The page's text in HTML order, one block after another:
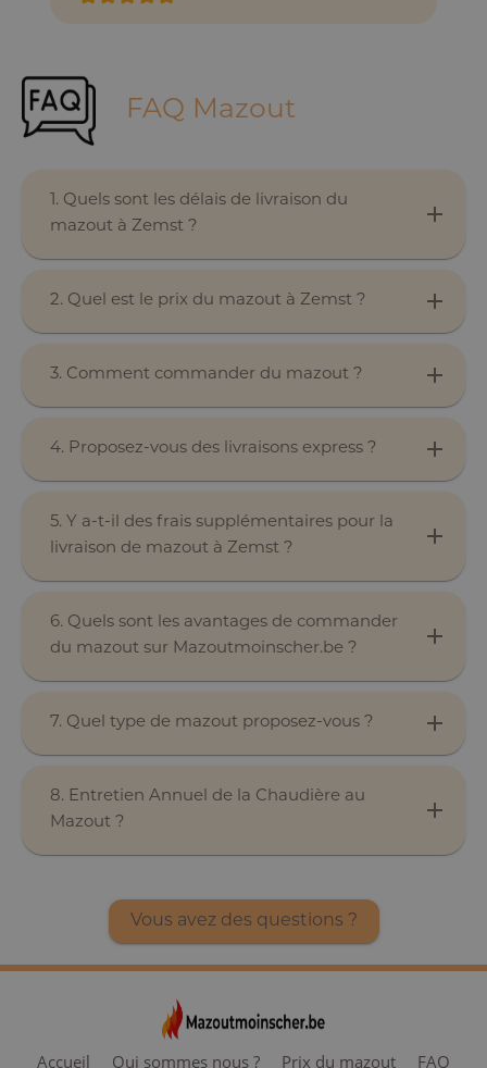
FAQ Mazout
1. Quels sont les délais de livraison du
mazout à Zemst ?
2. Quel est le prix du mazout à Zemst ?
3. Comment commander du mazout ?
4. Proposez-vous des livraisons express ?
5. Y a-t-il des frais supplémentaires pour la
livraison de mazout à Zemst ?
6. Quels sont les avantages de commander
du mazout sur Mazoutmoinscher.be ?
7. Quel type de mazout proposez-vous ?
8. Entretien Annuel de la Chaudière au
Mazout ?
Vous avez des questions ?
Accueil Qui sommes nous ? Prix du mazout FAQ